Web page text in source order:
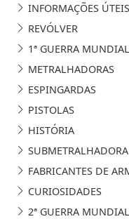
INFORMAÇÕES ÚTEIS
REVÓLVER
1ª GUERRA MUNDIAL
METRALHADORAS
ESPINGARDAS
PISTOLAS
HISTÓRIA
SUBMETRALHADORA
FABRICANTES DE
CURIOSIDADES
2ª GUERRA MUNDIAL